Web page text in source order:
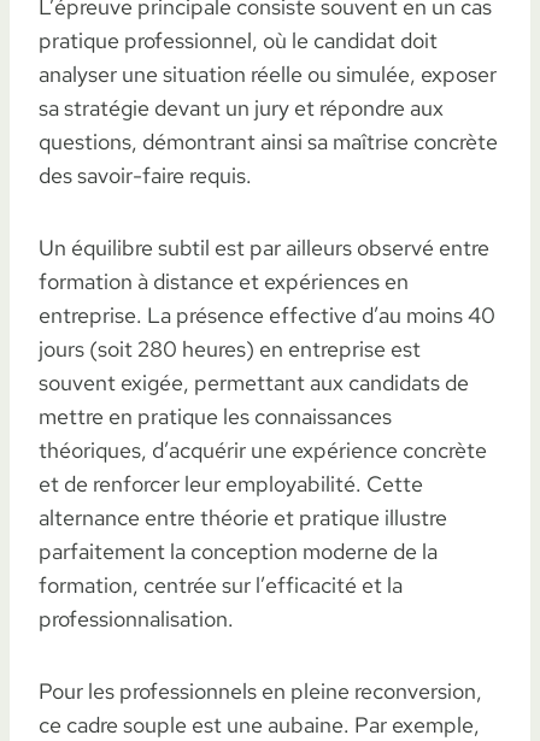
L’épreuve principale consiste souvent en un cas
pratique professionnel, où le candidat doit
analyser une situation réelle ou simulée, exposer
sa stratégie devant un jury et répondre aux
questions, démontrant ainsi sa maîtrise concrète
des savoir-faire requis.
Un équilibre subtil est par ailleurs observé entre
formation à distance et expériences en
entreprise. La présence effective d’au moins 40
jours (soit 280 heures) en entreprise est
souvent exigée, permettant aux candidats de
mettre en pratique les connaissances
théoriques, d’acquérir une expérience concrète
et de renforcer leur employabilité. Cette
alternance entre théorie et pratique illustre
parfaitement la conception moderne de la
formation, centrée sur l’efficacité et la
professionnalisation.
Pour les professionnels en pleine reconversion,
ce cadre souple est une aubaine. Par exemple,